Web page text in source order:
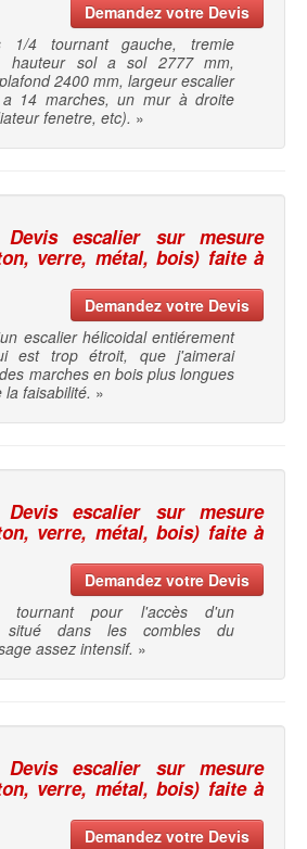
Demandez votre Devis
1/4 tournant gauche, tremie
hauteur sol a sol 2777 mm,
2400 mm, largeur escalier
14 marches, un mur à droite
fenetre, etc). »
Devis escalier sur mesure
verre, métal, bois) faite à
Demandez votre Devis
escalier hélicoidal entiérement
est trop étroit, que j'aimerai
marches en bois plus longues
faisabilité. »
Devis escalier sur mesure
verre, métal, bois) faite à
Demandez votre Devis
tournant pour l'accès d'un
situé dans les combles du
assez intensif. »
Devis escalier sur mesure
verre, métal, bois) faite à
Demandez votre Devis